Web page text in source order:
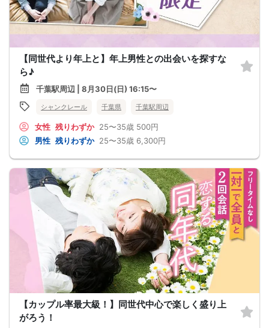
【同世代より年上と】年上男性との出会いを探すな
ら♪
千葉駅周辺 | 8月30日(日) 16:15〜
シャンクレール 千葉県 千葉駅周辺
女性 残りわずか 25〜35歳 500円
男性 残りわずか 25〜35歳 6,300円
【カップル率最大級！】同世代中心で楽しく盛り上
がろう！